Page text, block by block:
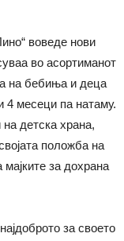
воведе нови
во асортиманот
на бебиња и деца
4 месеци па натаму.
детска храна,
положба на
за дохрана
за своето